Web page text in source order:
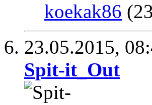
koekak86
23.05.2015,
Spit-it_Out